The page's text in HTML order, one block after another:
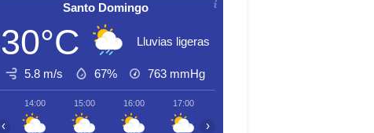
Santo Domingo
30°C Lluvias ligeras
5.8 m/s 67% 763 mmHg
14:00 15:00 16:00 17:00
‹ ›